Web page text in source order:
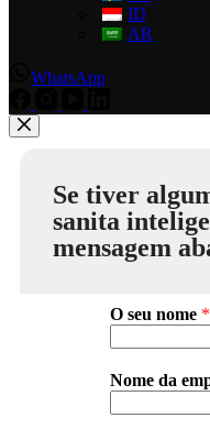
ID
AR
WhatsApp
Se tiver
sanita
mensagem
O seu nome *
Nome da